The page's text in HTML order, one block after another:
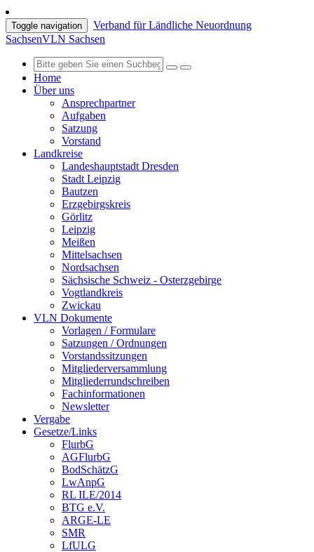
Toggle navigation
Verband für Ländliche Neuordnung
SachsenVLN Sachsen
Home
Über uns
Ansprechpartner
Aufgaben
Satzung
Vorstand
Landkreise
Landeshauptstadt Dresden
Stadt Leipzig
Bautzen
Erzgebirgskreis
Görlitz
Leipzig
Meißen
Mittelsachsen
Nordsachsen
Sächsische Schweiz - Osterzgebirge
Vogtlandkreis
Zwickau
VLN Dokumente
Vorlagen / Formulare
Satzungen / Ordnungen
Vorstandssitzungen
Mitgliederversammlung
Mitgliederrundschreiben
Fachinformationen
Newsletter
Vergabe
Gesetze/Links
FlurbG
AGFlurbG
BodSchätzG
LwAnpG
RL ILE/2014
BTG e.V.
ARGE-LE
SMR
LfULG